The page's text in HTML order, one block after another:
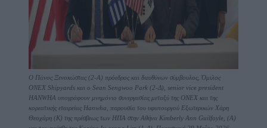
Ο Πάνος Ξενοκώστας (2-Α) πρόεδρος και διευθύνων σύμβουλος, Όμιλος
ONEX Shipyards και ο Sean Sengwoo Park (2-Δ), senior vice president
HANWHA υπογράφουν μνημόνιο συνεργασίας μεταξύ της ONEX και της
κορεατικής εταιρείας Hanwha, παρουσία του υφυπουργού Εξωτερικών Χάρη
Θεοχάρη (Κ) της πρέσβεως των ΗΠΑ στην Αθήνα Kimberly Ann Guilfoyle, (Α)